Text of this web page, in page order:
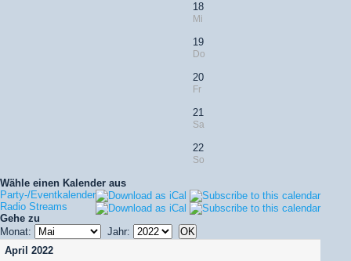
18
Mi
19
Do
20
Fr
21
Sa
22
So
Wähle einen Kalender aus
Party-/Eventkalender
Radio Streams
Gehe zu
Monat:
Jahr:
April 2022